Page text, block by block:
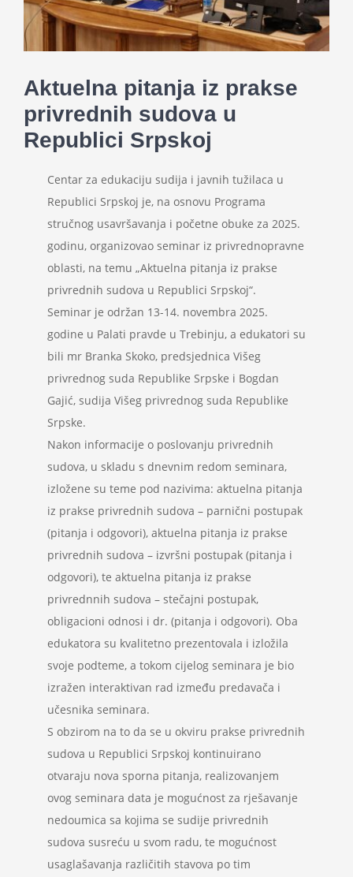
Projekti
Kontakt
Aktuelna pitanja iz prakse
privrednih sudova u
Republici Srpskoj
Centar za edukaciju sudija i javnih tužilaca u
Republici Srpskoj je, na osnovu Programa
stručnog usavršavanja i početne obuke za 2025.
godinu, organizovao seminar iz privrednopravne
oblasti, na temu „Aktuelna pitanja iz prakse
privrednih sudova u Republici Srpskoj“.
Seminar je održan 13-14. novembra 2025.
godine u Palati pravde u Trebinju, a edukatori su
bili mr Branka Skoko, predsjednica Višeg
privrednog suda Republike Srpske i Bogdan
Gajić, sudija Višeg privrednog suda Republike
Srpske.
Nakon informacije o poslovanju privrednih
sudova, u skladu s dnevnim redom seminara,
izložene su teme pod nazivima: aktuelna pitanja
iz prakse privrednih sudova – parnični postupak
(pitanja i odgovori), aktuelna pitanja iz prakse
privrednih sudova – izvršni postupak (pitanja i
odgovori), te aktuelna pitanja iz prakse
privrednnih sudova – stečajni postupak,
obligacioni odnosi i dr. (pitanja i odgovori). Oba
edukatora su kvalitetno prezentovala i izložila
svoje podteme, a tokom cijelog seminara je bio
izražen interaktivan rad između predavača i
učesnika seminara.
S obzirom na to da se u okviru prakse privrednih
sudova u Republici Srpskoj kontinuirano
otvaraju nova sporna pitanja, realizovanjem
ovog seminara data je mogućnost za rješavanje
nedoumica sa kojima se sudije privrednih
sudova susreću u svom radu, te mogućnost
usaglašavanja različitih stavova po tim